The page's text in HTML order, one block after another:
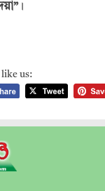
।
us: